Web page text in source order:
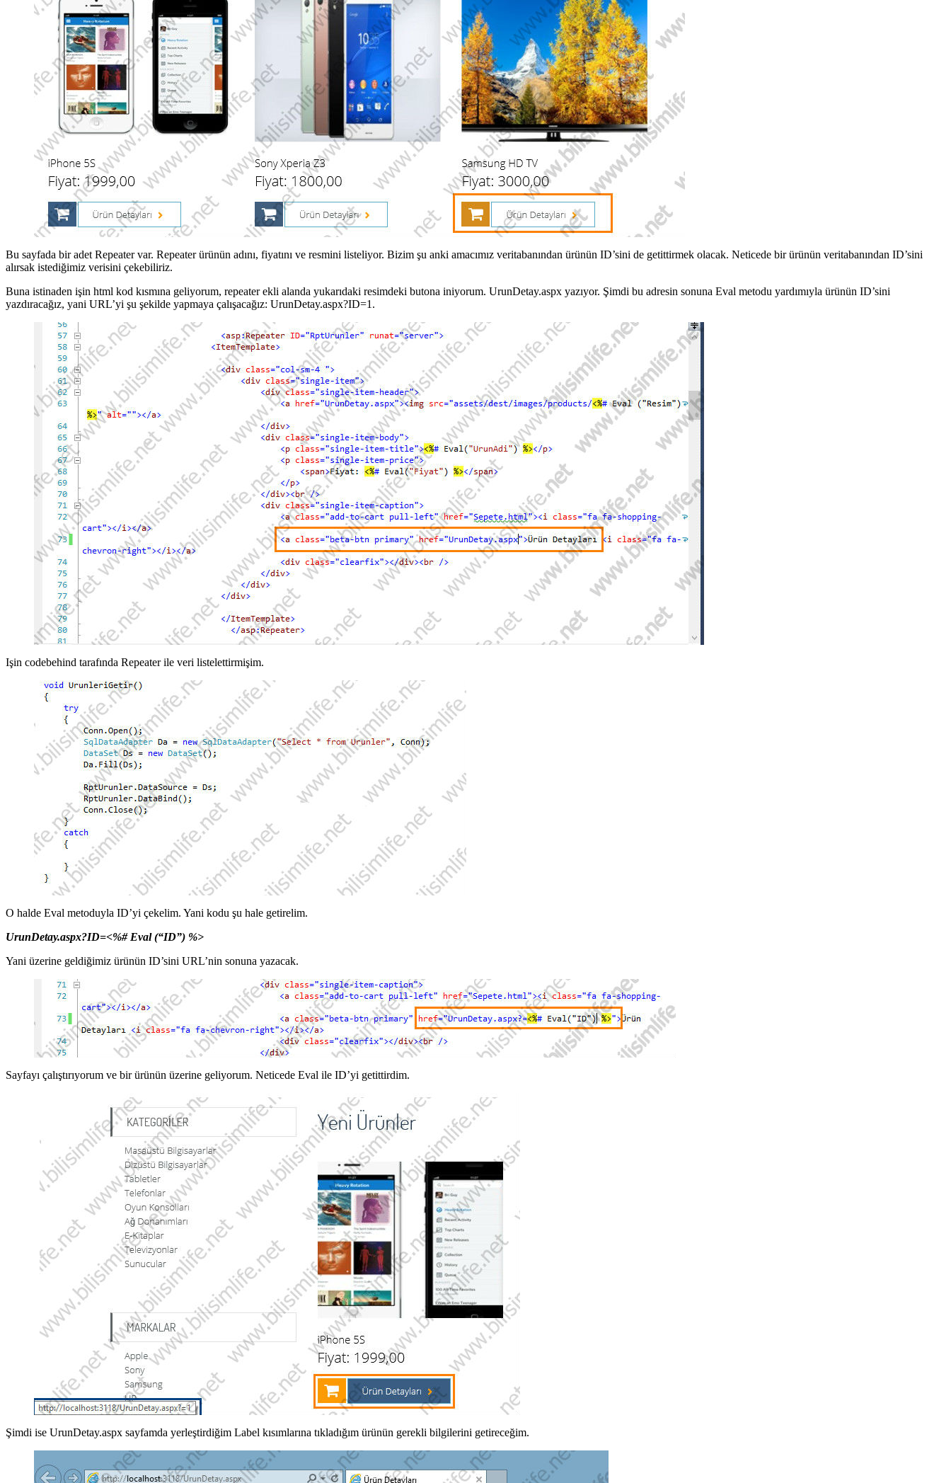
Bu sayfada bir adet Repeater var. Repeater ürünün adını, fiyatını ve resmini listeliyor. Bizim şu anki amacımız veritabanından ürünün ID’sini de getittirmek olacak. Neticede bir ürünün veritabanından ID’sini
alırsak istediğimiz verisini çekebiliriz.
Buna istinaden işin html kod kısmına geliyorum, repeater ekli alanda yukarıdaki resimdeki butona iniyorum. UrunDetay.aspx yazıyor. Şimdi bu adresin sonuna Eval metodu yardımıyla ürünün ID’sini
yazdıracağız, yani URL’yi şu şekilde yapmaya çalışacağız: UrunDetay.aspx?ID=1.
Işin codebehind tarafında Repeater ile veri listelettirmişim.
O halde Eval metoduyla ID’yi çekelim. Yani kodu şu hale getirelim.
UrunDetay.aspx?ID=<%# Eval (“ID”) %>
Yani üzerine geldiğimiz ürünün ID’sini URL’nin sonuna yazacak.
Sayfayı çalıştırıyorum ve bir ürünün üzerine geliyorum. Neticede Eval ile ID’yi getittirdim.
Şimdi ise UrunDetay.aspx sayfamda yerleştirdiğim Label kısımlarına tıkladığım ürünün gerekli bilgilerini getireceğim.